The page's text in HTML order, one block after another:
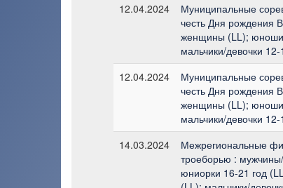
12.04.2024
Муниципальные
честь Дня рождения
женщины (LL);
мальчики/девочки 12-
12.04.2024
Муниципальные
честь Дня рождения
женщины (LL);
мальчики/девочки 12-
14.03.2024
Межрегиональные
троеборью :
юниорки 16-21 год